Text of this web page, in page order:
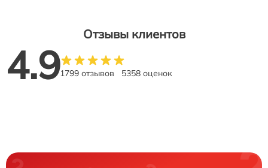
Отзывы клиентов
4.91799 отзывов 5358 оценок